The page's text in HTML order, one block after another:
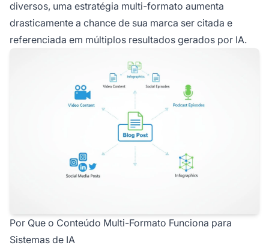
diversos, uma estratégia multi-formato aumenta
drasticamente a chance de sua marca ser citada e
referenciada em múltiplos resultados gerados por IA.
Por Que o Conteúdo Multi-Formato Funciona para
Sistemas de IA